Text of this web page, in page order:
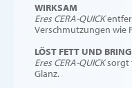
WIRKSAM
Eres CERA-QUICK
Verschmutzungen wie
LÖST FETT UND
Eres CERA-QUICKsorgt
Glanz.